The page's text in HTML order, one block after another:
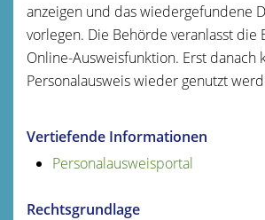
anzeigen und das wiedergefundene
vorlegen. Die Behörde veranlasst die
Online-Ausweisfunktion. Erst danach
Personalausweis wieder genutzt
Vertiefende Informationen
Personalausweisportal
Rechtsgrundlage